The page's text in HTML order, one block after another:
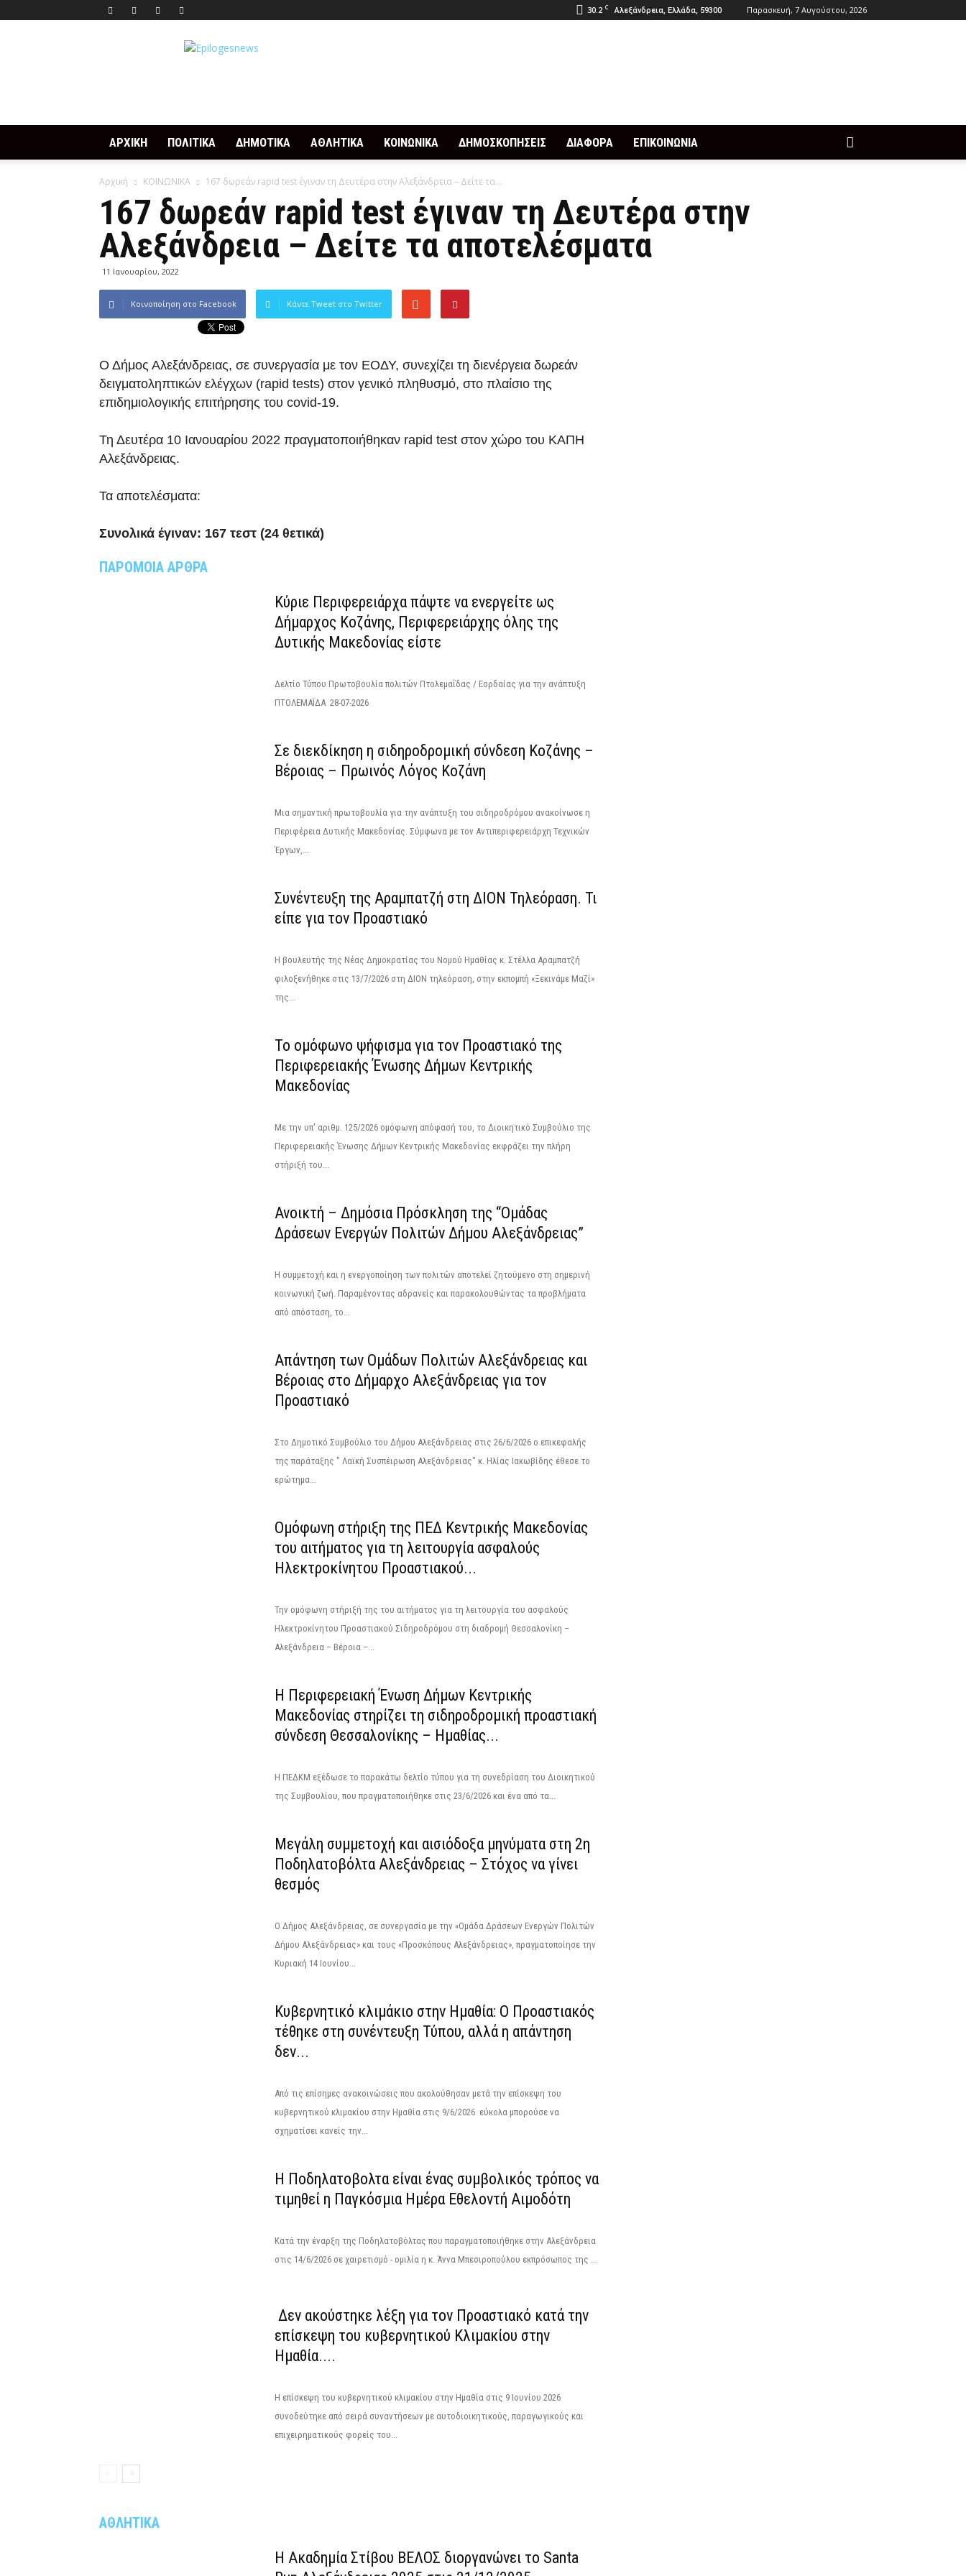
30.2 C Αλεξάνδρεια, Ελλάδα, 59300 Παρασκευή, 7 Αυγούστου, 2026
Epilogesnews
ΑΡΧΙΚΗ ΠΟΛΙΤΙΚΑ ΔΗΜΟΤΙΚΑ ΑΘΛΗΤΙΚΑ ΚΟΙΝΩΝΙΚΑ ΔΗΜΟΣΚΟΠΗΣΕΙΣ ΔΙΑΦΟΡΑ ΕΠΙΚΟΙΝΩΝΙΑ
Αρχική ΚΟΙΝΩΝΙΚΑ 167 δωρεάν rapid test έγιναν τη Δευτέρα στην Αλεξάνδρεια – Δείτε τα...
167 δωρεάν rapid test έγιναν τη Δευτέρα στην
Αλεξάνδρεια – Δείτε τα αποτελέσματα
11 Ιανουαρίου, 2022
Κοινοποίηση στο Facebook Κάντε Tweet στο Twitter
Ο Δήμος Αλεξάνδρειας, σε συνεργασία με τον ΕΟΔΥ, συνεχίζει τη διενέργεια δωρεάν
δειγματοληπτικών ελέγχων (rapid tests) στον γενικό πληθυσμό, στο πλαίσιο της
επιδημιολογικής επιτήρησης του covid-19.
Τη Δευτέρα 10 Ιανουαρίου 2022 πραγματοποιήθηκαν rapid test στον χώρο του ΚΑΠΗ
Αλεξάνδρειας.
Τα αποτελέσματα:
Συνολικά έγιναν: 167 τεστ (24 θετικά)
ΠΑΡΟΜΟΙΑ ΑΡΘΡΑ
Κύριε Περιφερειάρχα πάψτε να ενεργείτε ως
Δήμαρχος Κοζάνης, Περιφερειάρχης όλης της
Δυτικής Μακεδονίας είστε
Δελτίο Τύπου Πρωτοβουλία πολιτών Πτολεμαΐδας / Εορδαίας για την ανάπτυξη
ΠΤΟΛΕΜΑΪΔΑ 28-07-2026
Σε διεκδίκηση η σιδηροδρομική σύνδεση Κoζάνης –
Βέροιας – Πρωινός Λόγος Κοζάνη
Μια σημαντική πρωτοβουλία για την ανάπτυξη του σιδηροδρόμου ανακοίνωσε η
Περιφέρεια Δυτικής Μακεδονίας. Σύμφωνα με τον Αντιπεριφερειάρχη Τεχνικών
Έργων,...
Συνέντευξη της Αραμπατζή στη ΔΙΟΝ Τηλεόραση. Τι
είπε για τον Προαστιακό
Η βουλευτής της Νέας Δημοκρατίας του Νομού Ημαθίας κ. Στέλλα Αραμπατζή
φιλοξενήθηκε στις 13/7/2026 στη ΔΙΟΝ τηλεόραση, στην εκπομπή «Ξεκινάμε Μαζί»
της...
Το ομόφωνο ψήφισμα για τον Προαστιακό της
Περιφερειακής Ένωσης Δήμων Κεντρικής
Μακεδονίας
Με την υπ' αριθμ. 125/2026 ομόφωνη απόφασή του, το Διοικητικό Συμβούλιο της
Περιφερειακής Ένωσης Δήμων Κεντρικής Μακεδονίας εκφράζει την πλήρη
στήριξή του...
Ανοικτή – Δημόσια Πρόσκληση της “Ομάδας
Δράσεων Eνεργών Πολιτών Δήμου Αλεξάνδρειας”
Η συμμετοχή και η ενεργοποίηση των πολιτών αποτελεί ζητούμενο στη σημερινή
κοινωνική ζωή. Παραμένοντας αδρανείς και παρακολουθώντας τα προβλήματα
από απόσταση, το...
Απάντηση των Ομάδων Πολιτών Αλεξάνδρειας και
Βέροιας στο Δήμαρχο Αλεξάνδρειας για τον
Προαστιακό
Στο Δημοτικό Συμβούλιο του Δήμου Αλεξάνδρειας στις 26/6/2026 ο επικεφαλής
της παράταξης " Λαϊκή Συσπέιρωση Αλεξάνδρειας" κ. Ηλίας Ιακωβίδης έθεσε το
ερώτημα...
Ομόφωνη στήριξη της ΠΕΔ Κεντρικής Μακεδονίας
του αιτήματος για τη λειτουργία ασφαλούς
Ηλεκτροκίνητου Προαστιακού...
Την ομόφωνη στήριξή της του αιτήματος για τη λειτουργία του ασφαλούς
Ηλεκτροκίνητου Προαστιακού Σιδηροδρόμου στη διαδρομή Θεσσαλονίκη –
Αλεξάνδρεια – Βέροια –...
Η Περιφερειακή Ένωση Δήμων Κεντρικής
Μακεδονίας στηρίζει τη σιδηροδρομική προαστιακή
σύνδεση Θεσσαλονίκης – Ημαθίας...
Η ΠΕΔΚΜ εξέδωσε το παρακάτω δελτίο τύπου για τη συνεδρίαση του Διοικητικού
της Συμβουλίου, που πραγματοποιήθηκε στις 23/6/2026 και ένα από τα...
Μεγάλη συμμετοχή και αισιόδοξα μηνύματα στη 2η
Ποδηλατοβόλτα Αλεξάνδρειας – Στόχος να γίνει
θεσμός
Ο Δήμος Αλεξάνδρειας, σε συνεργασία με την «Ομάδα Δράσεων Ενεργών Πολιτών
Δήμου Αλεξάνδρειας» και τους «Προσκόπους Αλεξάνδρειας», πραγματοποίησε την
Κυριακή 14 Ιουνίου...
Κυβερνητικό κλιμάκιο στην Ημαθία: Ο Προαστιακός
τέθηκε στη συνέντευξη Τύπου, αλλά η απάντηση
δεν...
Από τις επίσημες ανακοινώσεις που ακολούθησαν μετά την επίσκεψη του
κυβερνητικού κλιμακίου στην Ημαθία στις 9/6/2026 εύκολα μπορούσε να
σχηματίσει κανείς την...
Η Ποδηλατοβολτα είναι ένας συμβολικός τρόπος να
τιμηθεί η Παγκόσμια Ημέρα Εθελοντή Αιμοδότη
Κατά την έναρξη της Ποδηλατοβόλτας που παραγματοποιήθηκε στην Αλεξάνδρεια
στις 14/6/2026 σε χαιρετισμό - ομιλία η κ. Άννα Μπεσιροπούλου εκπρόσωπος της ...
Δεν ακούστηκε λέξη για τον Προαστιακό κατά την
επίσκεψη του κυβερνητικού Κλιμακίου στην
Ημαθία....
Η επίσκεψη του κυβερνητικού κλιμακίου στην Ημαθία στις 9 Ιουνίου 2026
συνοδεύτηκε από σειρά συναντήσεων με αυτοδιοικητικούς, παραγωγικούς και
επιχειρηματικούς φορείς του...
ΑΘΛΗΤΙΚΑ
Η Ακαδημία Στίβου ΒΕΛΟΣ διοργανώνει το Santa